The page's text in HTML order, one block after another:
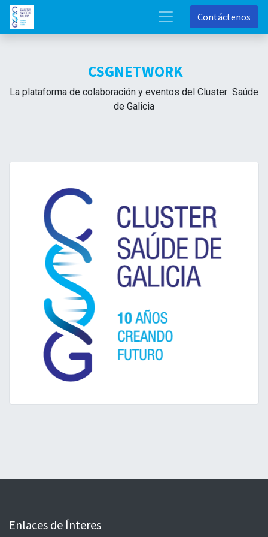
Contáctenos
CSGNETWORK
La plataforma de colaboración y eventos del Cluster Saúde
de Galicia
Enlaces de Ínteres